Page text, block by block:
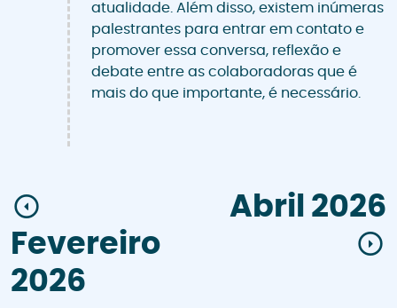
atualidade. Além disso, existem inúmeras
palestrantes para entrar em contato e
promover essa conversa, reflexão e
debate entre as colaboradoras que é
mais do que importante, é necessário.
Fevereiro
2026
Abril 2026